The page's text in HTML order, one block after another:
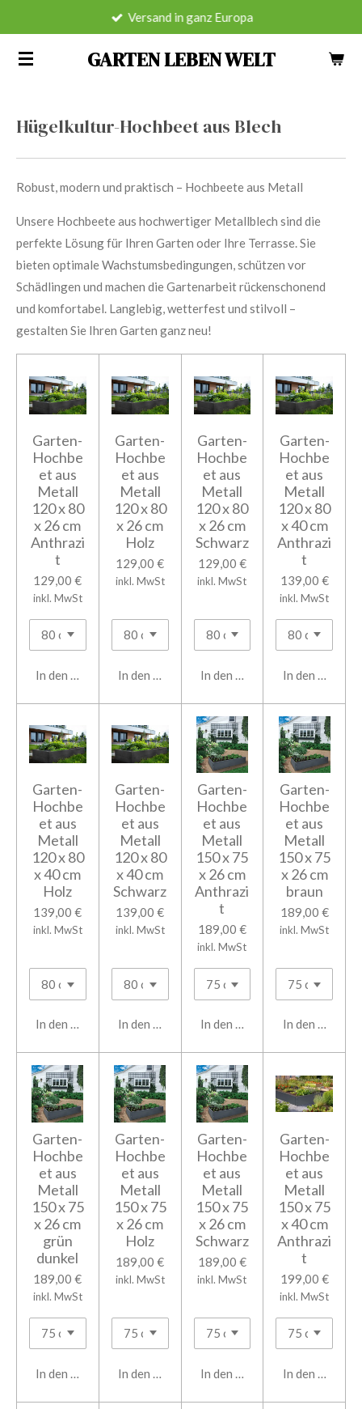
springen
GARTEN LEBEN WELT
Versand in ganz Europa
Hügelkultur-Hochbeet aus Blech
Robust, modern und praktisch – Hochbeete aus Metall
Unsere Hochbeete aus hochwertiger Metallblech sind die
perfekte Lösung für Ihren Garten oder Ihre Terrasse. Sie
bieten optimale Wachstumsbedingungen, schützen vor
Schädlingen und machen die Gartenarbeit rückenschonend
und komfortabel. Langlebig, wetterfest und stilvoll –
gestalten Sie Ihren Garten ganz neu!
Garten-
Hochbe
et aus
Metall
120 x 80
x 26 cm
Anthrazi
t
129,00 €
inkl. MwSt
In den Warenkorb
Garten-
Hochbe
et aus
Metall
120 x 80
x 26 cm
Holz
129,00 €
inkl. MwSt
In den Warenkorb
Garten-
Hochbe
et aus
Metall
120 x 80
x 26 cm
Schwarz
129,00 €
inkl. MwSt
In den Warenkorb
Garten-
Hochbe
et aus
Metall
120 x 80
x 40 cm
Anthrazi
t
139,00 €
inkl. MwSt
In den
Garten-
Hochbe
et aus
Metall
120 x 80
x 40 cm
Holz
139,00 €
inkl. MwSt
In den Warenkorb
Garten-
Hochbe
et aus
Metall
120 x 80
x 40 cm
Schwarz
139,00 €
inkl. MwSt
In den Warenkorb
Garten-
Hochbe
et aus
Metall
150 x 75
x 26 cm
Anthrazi
t
189,00 €
inkl. MwSt
In den Warenkorb
Garten-
Hochbe
et aus
Metall
150 x 75
x 26 cm
braun
189,00 €
inkl. MwSt
In den
Garten-
Hochbe
et aus
Metall
150 x 75
x 26 cm
grün
dunkel
189,00 €
inkl. MwSt
In den Warenkorb
Garten-
Hochbe
et aus
Metall
150 x 75
x 26 cm
Holz
189,00 €
inkl. MwSt
In den Warenkorb
Garten-
Hochbe
et aus
Metall
150 x 75
x 26 cm
Schwarz
189,00 €
inkl. MwSt
In den Warenkorb
Garten-
Hochbe
et aus
Metall
150 x 75
x 40 cm
Anthrazi
t
199,00 €
inkl. MwSt
In den